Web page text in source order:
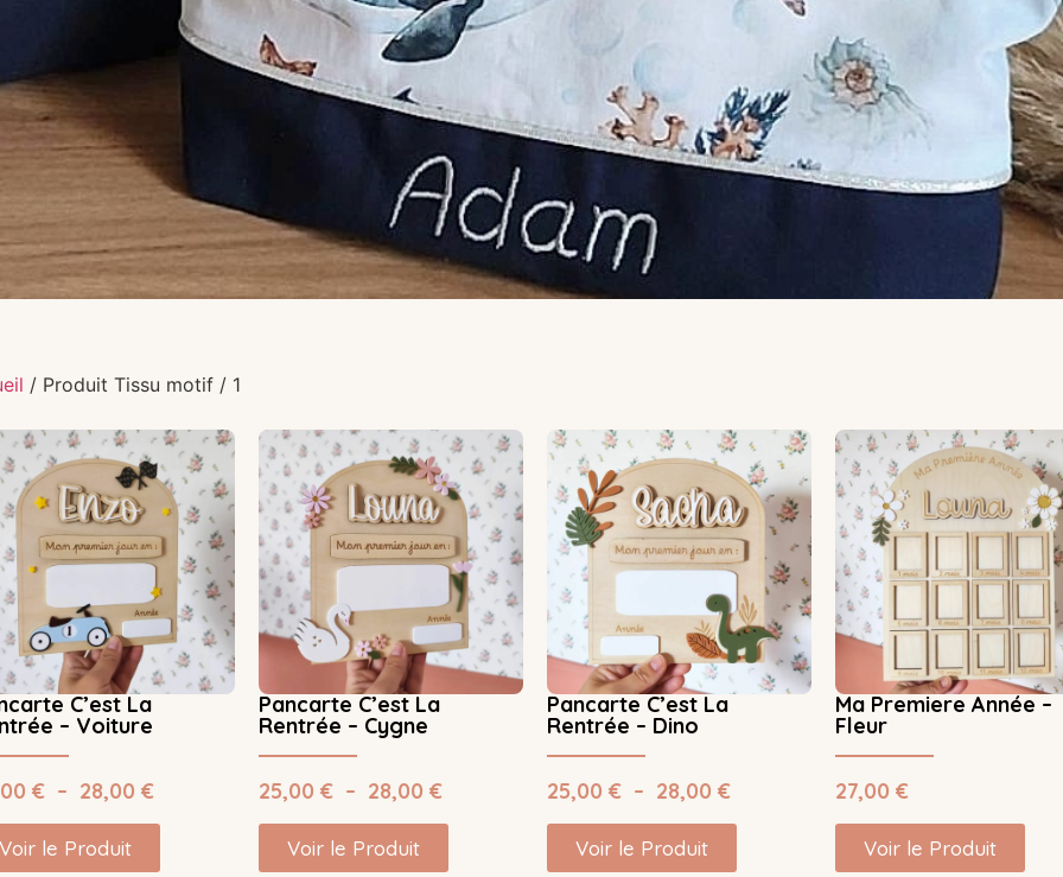
/ Produit Tissu motif / 1
C’est La
– Voiture
€ – 28,00€
Voir le Produit
Pancarte C’est La
Rentrée – Cygne
25,00€ – 28,00€
Voir le Produit
Pancarte C’est La
Rentrée – Dino
25,00€ – 28,00€
Voir le Produit
Ma Premiere Année –
Fleur
27,00€
Voir le Produit